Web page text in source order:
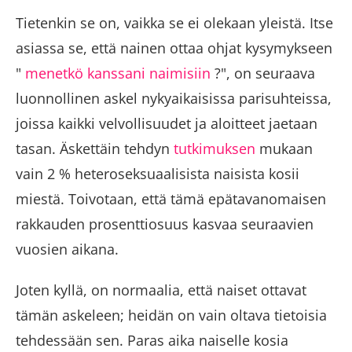
Tietenkin se on, vaikka se ei olekaan yleistä. Itse
asiassa se, että nainen ottaa ohjat kysymykseen
" menetkö kanssani naimisiin ?", on seuraava
luonnollinen askel nykyaikaisissa parisuhteissa,
joissa kaikki velvollisuudet ja aloitteet jaetaan
tasan. Äskettäin tehdyn tutkimuksen mukaan
vain 2 % heteroseksuaalisista naisista kosii
miestä. Toivotaan, että tämä epätavanomaisen
rakkauden prosenttiosuus kasvaa seuraavien
vuosien aikana.
Joten kyllä, on normaalia, että naiset ottavat
tämän askeleen; heidän on vain oltava tietoisia
tehdessään sen. Paras aika naiselle kosia